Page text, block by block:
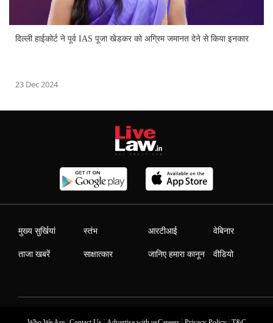
दिल्ली हाईकोर्ट ने पूर्व IAS पूजा खेडकर को अग्रिम जमानत देने से किया इनकार
23 Dec 2024
मुख्य सुर्खियां
ताजा खबरें
स्तंभ
साक्षात्कार
आरटीआई
जानिए हमारा कानून
वेबिनार
वीडियो